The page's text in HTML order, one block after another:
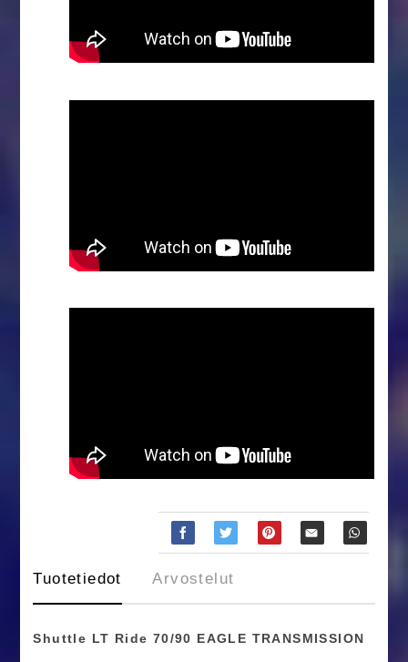
Tuotetiedot Arvostelut
Shuttle LT Ride 70/90 EAGLE TRANSMISSION